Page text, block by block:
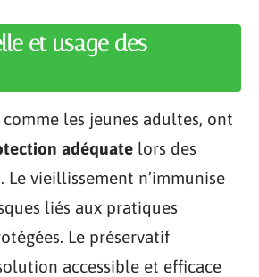
et usage des
les jeunes adultes, ont
adéquate lors des
Le vieillissement n’immunise
liés aux pratiques
Le préservatif
accessible et efficace